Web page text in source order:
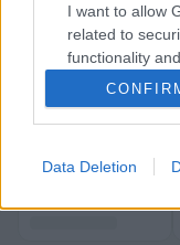
I want to allow
related to
functionality
user protection.
Data Deletion
tisztségéről –
szavazással,
A Telex teljes
K